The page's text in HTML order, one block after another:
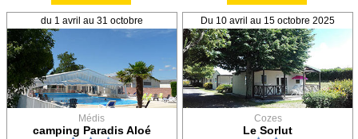
du 1 avril au 31 octobre
Médis
camping Paradis Aloé
Du 10 avril au 15 octobre 2025
Cozes
Le Sorlut